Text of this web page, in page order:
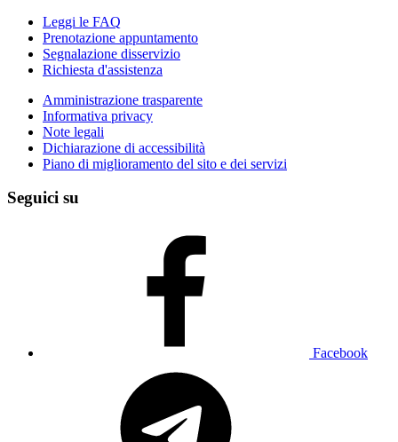
Leggi le FAQ
Prenotazione appuntamento
Segnalazione disservizio
Richiesta d'assistenza
Amministrazione trasparente
Informativa privacy
Note legali
Dichiarazione di accessibilità
Piano di miglioramento del sito e dei servizi
Seguici su
Facebook